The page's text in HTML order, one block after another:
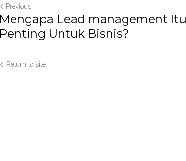
Previous
Mengapa Lead management Itu
Penting Untuk Bisnis?
Return to site